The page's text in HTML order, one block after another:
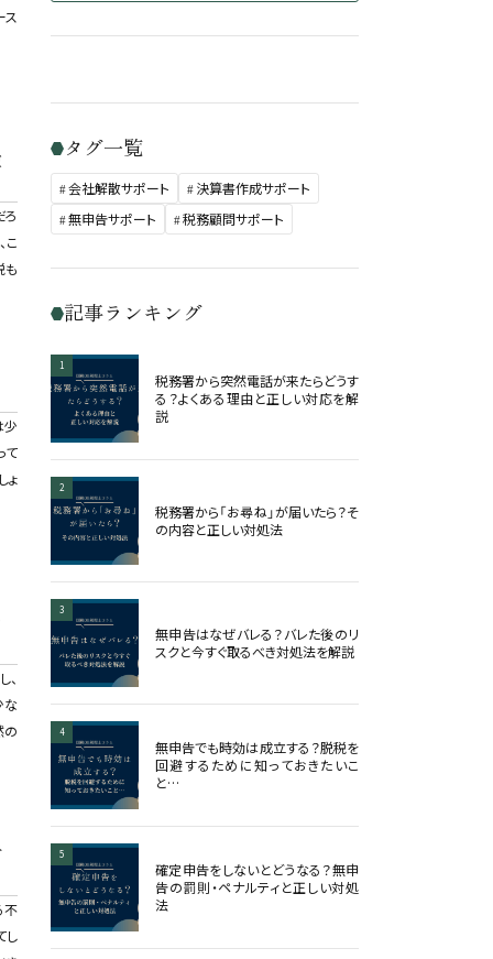
ス
ろ
こ
も
少
て
ょ
な
の
不
し
タグ一覧
会社解散サポート
決算書作成サポート
無申告サポート
税務顧問サポート
記事ランキング
1
税務署から突然電話が来たらどうす
る？よくある理由と正しい対応を解
説
2
税務署から「お尋ね」が届いたら？そ
の内容と正しい対処法
3
無申告はなぜバレる？バレた後のリ
スクと今すぐ取るべき対処法を解説
4
無申告でも時効は成立する？脱税を
回避するために知っておきたいこ
と…
5
確定申告をしないとどうなる？無申
告の罰則・ペナルティと正しい対処
法